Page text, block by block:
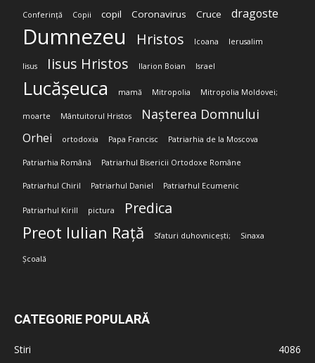
Conferință Copii copil Coronavirus Cruce dragoste
Dumnezeu Hristos Icoana Ierusalim
Iisus Iisus Hristos Ilarion Boian Israel
Lucășeuca mamă Mitropolia Mitropolia Moldovei;
moarte Mântuitorul Hristos Nașterea Domnului
Orhei ortodoxia Papa Francisc Patriarhia de la Moscova
Patriarhia Română Patriarhul Bisericii Ortodoxe Române
Patriarhul Chiril Patriarhul Daniel Patriarhul Ecumenic
Patriarhul Kirill pictura Predica
Preot Iulian Rață Sfaturi duhovnicești; Sinaxa
Școală
CATEGORIE POPULARĂ
Stiri
4086